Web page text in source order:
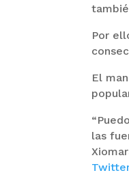
Por
El
las